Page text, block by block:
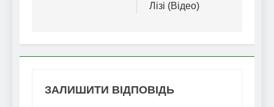
Лізі (Відео)
ЗАЛИШИТИ ВІДПОВІДЬ